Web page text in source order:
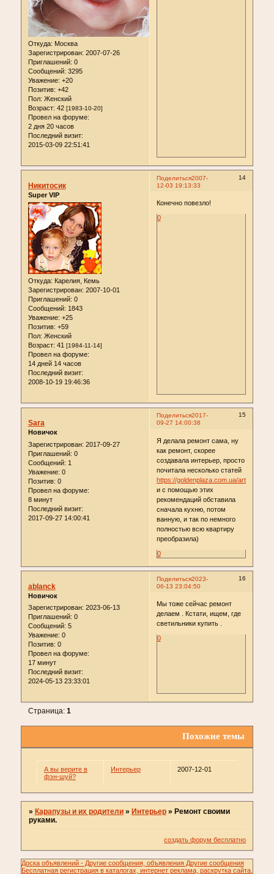
Откуда: Москва
Зарегистрирован: 2007-07-26
Приглашений: 0
Сообщений: 3295
Уважение: +20
Позитив: +42
Пол: Женский
Возраст: 42 [1983-10-20]
Провел на форуме:
2 дня 20 часов
Последний визит:
2015-03-09 22:51:41
Поделиться 14
2007-
12-03 19:13:33
Никитосик
Super VIP
Откуда: Карелия, Кемь
Зарегистрирован: 2007-10-01
Приглашений: 0
Сообщений: 1843
Уважение: +25
Позитив: +59
Пол: Женский
Возраст: 41 [1984-11-14]
Провел на форуме:
14 дней 14 часов
Последний визит:
2008-10-19 19:46:36
Конечно повезло!
0
Поделиться 15
2017-
09-27 14:00:38
Sara
Новичок
Зарегистрирован: 2017-09-27
Приглашений: 0
Сообщений: 1
Уважение: 0
Позитив: 0
Провел на форуме:
8 минут
Последний визит:
2017-09-27 14:00:41
Я делала ремонт сама, ну
как ремонт, скорее
создавала интерьер, просто
почитала несколько статей
https://goldenplaza.com.ua/articles/
и с помощью этих
рекомендаций обставила
сначала кухню, потом
ванную, и так по немного
полностью всю квартиру
преобразила)
0
Поделиться 16
2023-
06-13 23:04:50
ablanck
Новичок
Зарегистрирован: 2023-06-13
Приглашений: 0
Сообщений: 5
Уважение: 0
Позитив: 0
Провел на форуме:
17 минут
Последний визит:
2024-05-13 23:33:01
Мы тоже сейчас ремонт
делаем . Кстати, ищем, где
светильники купить .
0
Страница: 1
Похожие темы
А вы верите в
фэн-шуй?
Интерьер 2007-12-01
» Карапузы и их родители » Интерьер » Ремонт своими
руками.
создать форум бесплатно
Доска объявлений - Другие сообщения, объявления Другие сообщения
Бесплатная регистрация в каталогах, интернет реклама, раскрутка сайта.